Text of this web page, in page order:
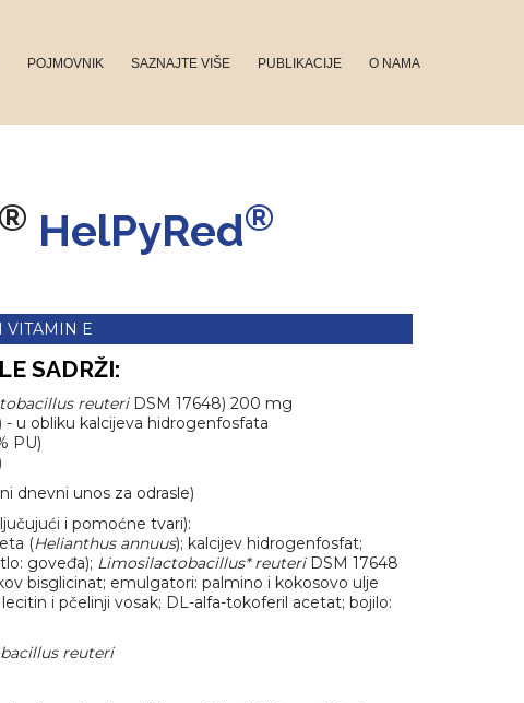
POJMOVNIK SAZNAJTE VIŠE PUBLIKACIJE O NAMA
® HelPyRed®
VITAMIN E
SADRŽI:
reuteriDSM 17648) 200 mg
- u obliku kalcijeva hidrogenfosfata
PU)
dnevni unos za odrasle)
i pomoćne tvari):
(Helianthus annuus); kalcijev hidrogenfosfat;
goveđa); Limosilactobacillus* reuteri DSM 17648
bisglicinat; emulgatori: palmino i kokosovo ulje
i pčelinji vosak; DL-alfa-tokoferil acetat; bojilo:
reuteri